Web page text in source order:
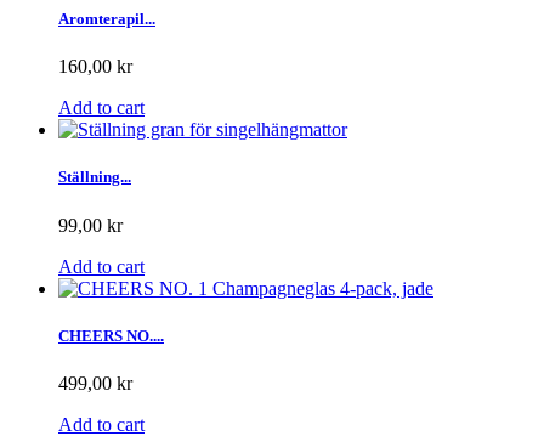
Aromterapil...
160,00 kr
Add to cart
Ställning...
99,00 kr
Add to cart
CHEERS NO....
499,00 kr
Add to cart